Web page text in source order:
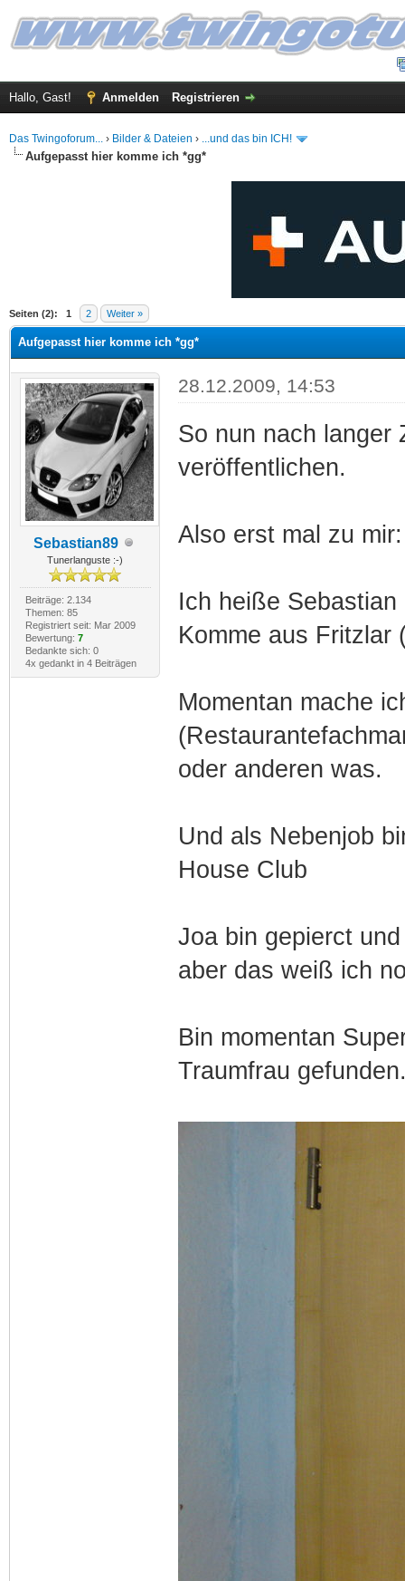
Hallo, Gast! Anmelden Registrieren
Das Twingoforum... › Bilder & Dateien › ...und das bin ICH!
Aufgepasst hier komme ich *gg*
Seiten (2): 1 2 Weiter »
Durchschnitt
Aufgepasst hier komme ich *gg*
Sebastian89
Tunerlanguste :-)
Beiträge: 2.134
Themen: 85
Registriert seit: Mar 2009
Bewertung: 7
Bedankte sich: 0
4x gedankt in 4 Beiträgen
28.12.2009, 14:53
So nun nach langer
veröffentlichen.
Also erst mal zu mir:
Ich heiße
Komme aus Fritzlar
Momentan mache
oder anderen was.
Und als Nebenjob
House Club
Joa bin gepierct
aber das weiß ich
Bin momentan
Traumfrau